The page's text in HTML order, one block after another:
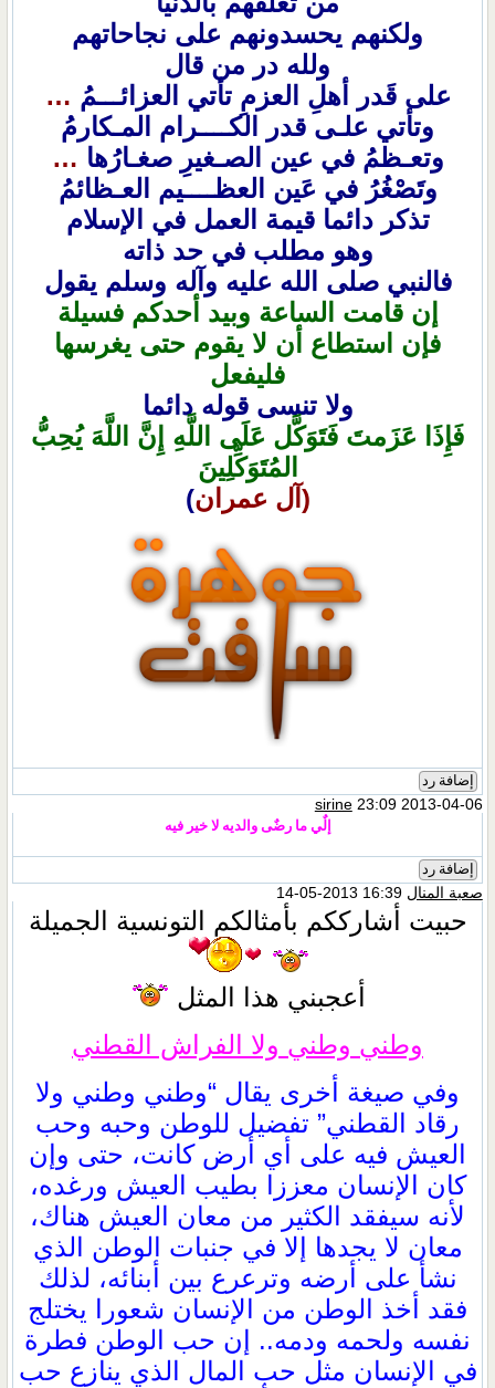
ولكنهم يحسدونهم على نجاحاتهم
ولله در من قال
على قَدر أهلِ العزمِ تأتي العزائـــمُ …
وتأتي علـى قدر الكــــرام المـكارمُ
وتعـظمُ في عين الصـغيرِ صغـارُها …
وتَصْغُرُ في عَين العظــــيم العـظائمُ
تذكر دائما قيمة العمل في الإسلام
وهو مطلب في حد ذاته
فالنبي صلى الله عليه وآله وسلم يقول
إن قامت الساعة وبيد أحدكم فسيلة
فإن استطاع أن لا يقوم حتى يغرسها
فليفعل
ولا تنسى قوله دائما
فَإِذَا عَزَمتَ فَتَوَكَّل عَلَى اللَّهِ إِنَّ اللَّهَ يُحِبُّ
المُتَوَكِّلِينَ
(آل عمران)
إضافة رد
sirine23:09 2013-04-06
إلٌي ما رضٌى والديه لا خير فيه
إضافة رد
صعبة المنال 16:39 2013-05-14
حبيت أشارككم بأمثالكم التونسية الجميلة
أعجبني هذا المثل
وطني وطني ولا الفراش القطني
وفي صيغة أخرى يقال “وطني وطني ولا
رقاد القطني” تفضيل للوطن وحبه وحب
العيش فيه على أي أرض كانت، حتى وإن
كان الإنسان معززا بطيب العيش ورغده،
لأنه سيفقد الكثير من معان العيش هناك،
معان لا يجدها إلا في جنبات الوطن الذي
نشأ على أرضه وترعرع بين أبنائه، لذلك
فقد أخذ الوطن من الإنسان شعورا يختلج
نفسه ولحمه ودمه.. إن حب الوطن فطرة
في الإنسان مثل حب المال الذي ينازع حب